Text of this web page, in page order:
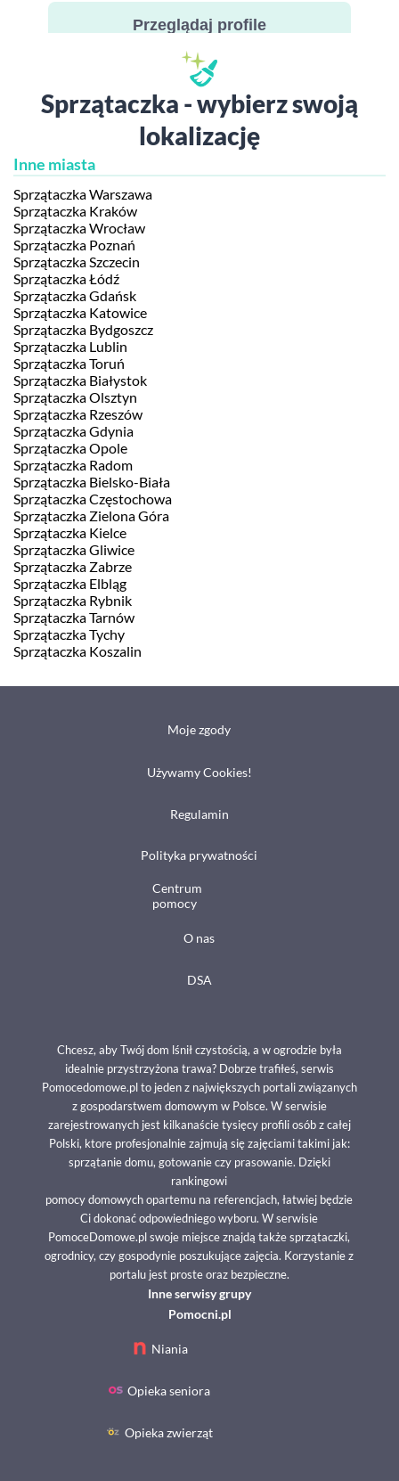
Przeglądaj profile
Sprzątaczka - wybierz swoją
lokalizację
Inne miasta
Sprzątaczka Warszawa
Sprzątaczka Kraków
Sprzątaczka Wrocław
Sprzątaczka Poznań
Sprzątaczka Szczecin
Sprzątaczka Łódź
Sprzątaczka Gdańsk
Sprzątaczka Katowice
Sprzątaczka Bydgoszcz
Sprzątaczka Lublin
Sprzątaczka Toruń
Sprzątaczka Białystok
Sprzątaczka Olsztyn
Sprzątaczka Rzeszów
Sprzątaczka Gdynia
Sprzątaczka Opole
Sprzątaczka Radom
Sprzątaczka Bielsko-Biała
Sprzątaczka Częstochowa
Sprzątaczka Zielona Góra
Sprzątaczka Kielce
Sprzątaczka Gliwice
Sprzątaczka Zabrze
Sprzątaczka Elbląg
Sprzątaczka Rybnik
Sprzątaczka Tarnów
Sprzątaczka Tychy
Sprzątaczka Koszalin
Moje zgody
Używamy Cookies!
Regulamin
Polityka prywatności
Centrum
pomocy
O nas
DSA
Chcesz, aby Twój dom lśnił czystością, a w ogrodzie była
idealnie przystrzyżona trawa? Dobrze trafiłeś, serwis
Pomocedomowe.pl to jeden z największych portali związanych
z gospodarstwem domowym w Polsce. W serwisie
zarejestrowanych jest kilkanaście tysięcy profili osób z całej
Polski, ktore profesjonalnie zajmują się zajęciami takimi jak:
sprzątanie domu, gotowanie czy prasowanie. Dzięki
rankingowi
pomocy domowych opartemu na referencjach, łatwiej będzie
Ci dokonać odpowiedniego wyboru. W serwisie
PomoceDomowe.pl swoje miejsce znajdą także sprzątaczki,
ogrodnicy, czy gospodynie poszukujące zajęcia. Korzystanie z
portalu jest proste oraz bezpieczne.
Niania
Opieka seniora
Opieka zwierząt
Inne serwisy grupy
Pomocni.pl